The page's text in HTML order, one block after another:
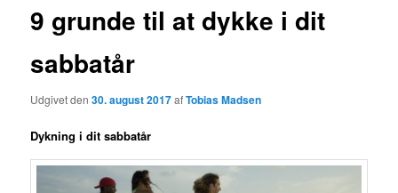
9 grunde til at dykke i dit
sabbatår
Udgivet den30. august 2017afTobias Madsen
Dykning i dit sabbatår